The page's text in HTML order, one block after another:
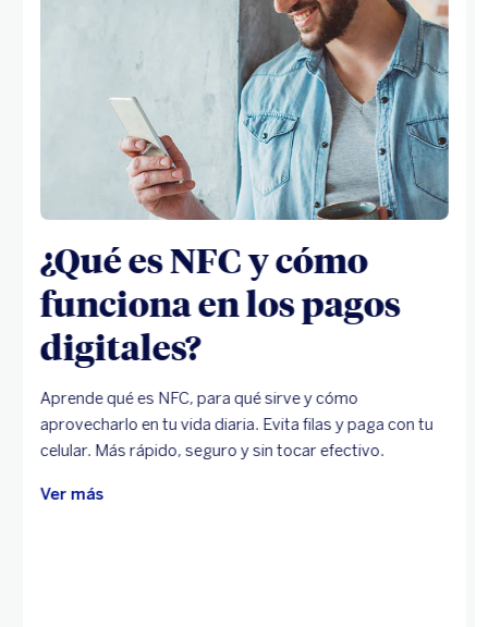
¿Qué es NFC y cómo
funciona en los pagos
digitales?
Aprende qué es NFC, para qué sirve y cómo
aprovecharlo en tu vida diaria. Evita filas y paga con tu
celular. Más rápido, seguro y sin tocar efectivo.
Ver más